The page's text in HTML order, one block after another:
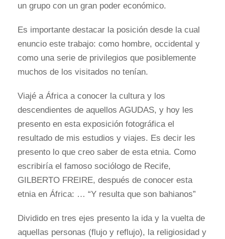
un grupo con un gran poder económico.
Es importante destacar la posición desde la cual
enuncio este trabajo: como hombre, occidental y
como una serie de privilegios que posiblemente
muchos de los visitados no tenían.
Viajé a África a conocer la cultura y los
descendientes de aquellos AGUDAS, y hoy les
presento en esta exposición fotográfica el
resultado de mis estudios y viajes. Es decir les
presento lo que creo saber de esta etnia. Como
escribiría el famoso sociólogo de Recife,
GILBERTO FREIRE, después de conocer esta
etnia en África: … “Y resulta que son bahianos”
Dividido en tres ejes presento la ida y la vuelta de
aquellas personas (flujo y reflujo), la religiosidad y